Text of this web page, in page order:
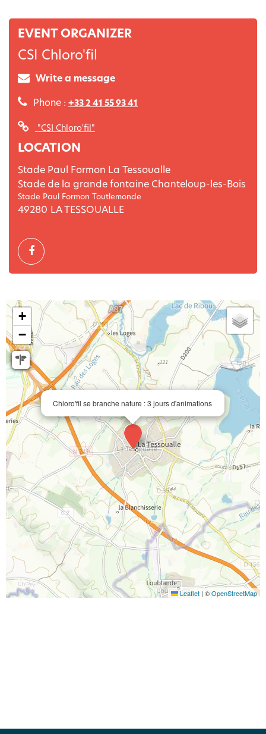
EVENT ORGANIZER
CSI Chloro'fil
Write a message
Phone : +33 2 41 55 93 41
"CSI Chloro'fil"
LOCATION
Stade Paul Formon La Tessoualle
Stade de la grande fontaine Chanteloup-les-Bois
Stade Paul Formon Toutlemonde
49280 LA TESSOUALLE
Chloro'fil se branche nature : 3 jours d'animations
+
−
Leaflet | ©OpenStreetMap